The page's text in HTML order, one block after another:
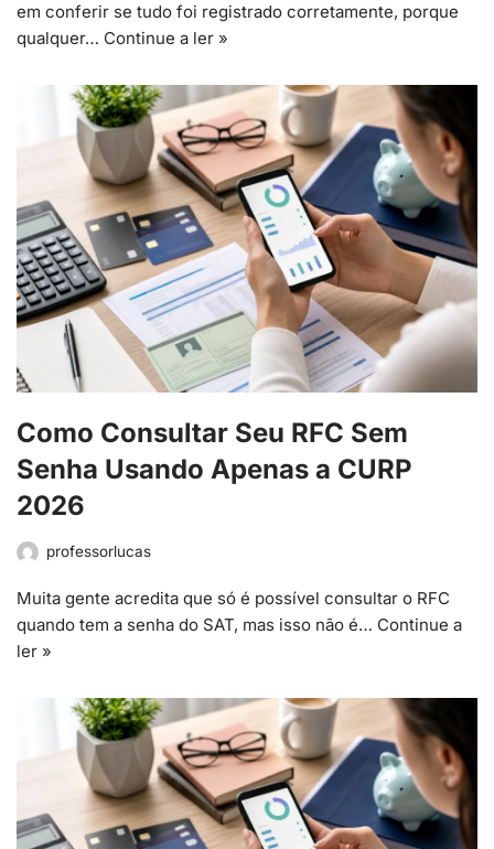
em conferir se tudo foi registrado corretamente, porque
qualquer… Continue a ler »
Como Consultar Seu RFC Sem
Senha Usando Apenas a CURP
2026
professorlucas
Muita gente acredita que só é possível consultar o RFC
quando tem a senha do SAT, mas isso não é… Continue a
ler »